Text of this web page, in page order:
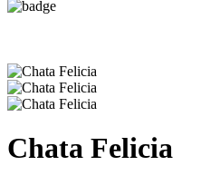
Chata Felicia